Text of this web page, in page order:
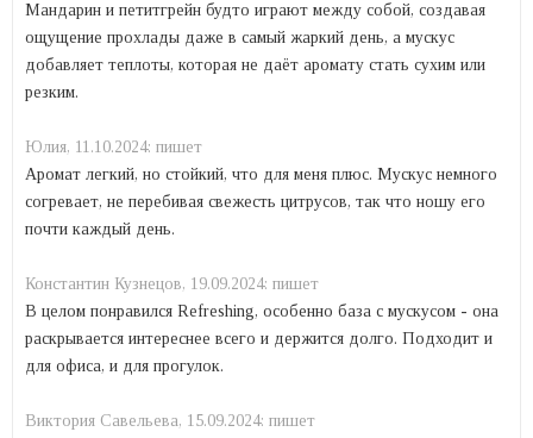
Мандарин и петитгрейн будто играют между собой, создавая
ощущение прохлады даже в самый жаркий день, а мускус
добавляет теплоты, которая не даёт аромату стать сухим или
резким.
Юлия, 11.10.2024: пишет
Аромат легкий, но стойкий, что для меня плюс. Мускус немного
согревает, не перебивая свежесть цитрусов, так что ношу его
почти каждый день.
Константин Кузнецов, 19.09.2024: пишет
В целом понравился Refreshing, особенно база с мускусом - она
раскрывается интереснее всего и держится долго. Подходит и
для офиса, и для прогулок.
Виктория Савельева, 15.09.2024: пишет